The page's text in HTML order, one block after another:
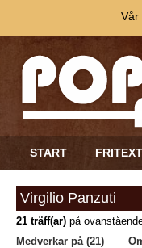
START
Virgilio Panzuti
21 träff(ar) på
Medverkar på (21)
Vår